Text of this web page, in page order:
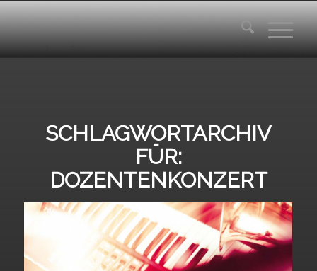
SCHLAGWORTARCHIV
FÜR:
DOZENTENKONZERT